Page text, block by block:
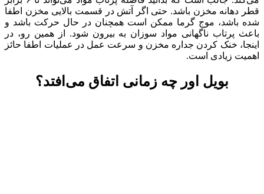
قطر دهانه مخزن باشد. حتی اگر آتش در قسمت بالایی مخزن اطفا
شده باشد، موج گرما ممکن است همچنان در حال حرکت باشد و
باعث پرتاب ناگهانی مواد سوزان به بیرون شود. از همین رو، در
اینجا، خنک کردن جداره مخزن و سرعت عمل در عملیات اطفا حائز
اهمیت زیادی است.
بویل اور چه زمانی اتفاق می‌افتد؟